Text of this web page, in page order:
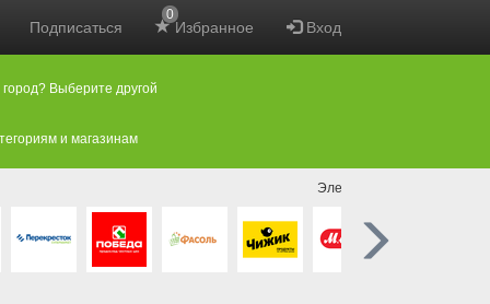
Подписаться Избранное
0
Вход
Выберите другой
и магазинам
Электроника и Бытовая